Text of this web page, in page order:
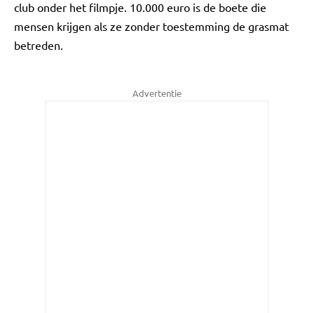
club onder het filmpje. 10.000 euro is de boete die
mensen krijgen als ze zonder toestemming de grasmat
betreden.
Advertentie